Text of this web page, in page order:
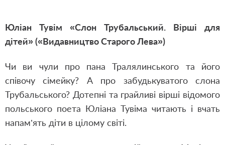
Юліан Тувім «Слон Трубальський. Вірші для
дітей» («Видавництво Старого Лева»)
Чи ви чули про пана Тралялинського та його
співочу сімейку? А про забудькуватого слона
Трубальського? Дотепні та грайливі вірші відомого
польського поета Юліана Тувіма читають і вчать
напам’ять діти в цілому світі.